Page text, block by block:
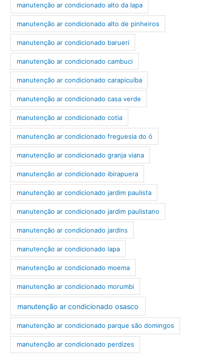
manutenção ar condicionado alto da lapa
manutenção ar condicionado alto de pinheiros
manutenção ar condicionado barueri
manutenção ar condicionado cambuci
manutenção ar condicionado carapicuíba
manutenção ar condicionado casa verde
manutenção ar condicionado cotia
manutenção ar condicionado freguesia do ó
manutenção ar condicionado granja viana
manutenção ar condicionado ibirapuera
manutenção ar condicionado jardim paulista
manutenção ar condicionado jardim paulistano
manutenção ar condicionado jardins
manutenção ar condicionado lapa
manutenção ar condicionado moema
manutenção ar condicionado morumbi
manutenção ar condicionado osasco
manutenção ar condicionado parque são domingos
manutenção ar condicionado perdizes